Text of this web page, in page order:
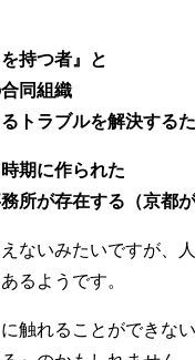
持つ者』と
同組織
トラブルを解決する
期に作られた
所が存在する（京都が
ないみたいですが、
るようです。
触れることができな